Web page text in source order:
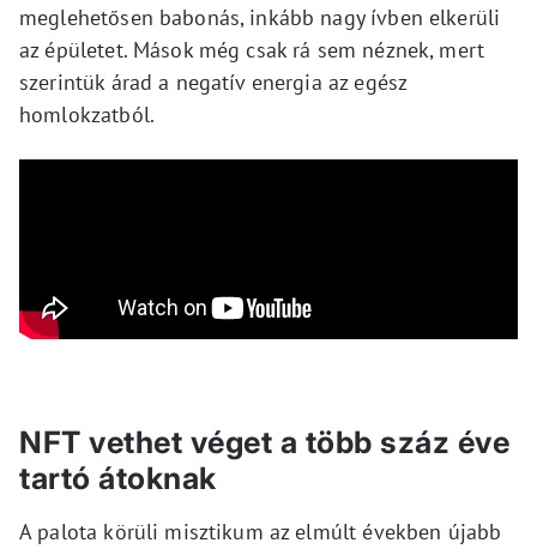
meglehetősen babonás, inkább nagy ívben elkerüli
az épületet. Mások még csak rá sem néznek, mert
szerintük árad a negatív energia az egész
homlokzatból.
NFT vethet véget a több száz éve
tartó átoknak
A palota körüli misztikum az elmúlt években újabb